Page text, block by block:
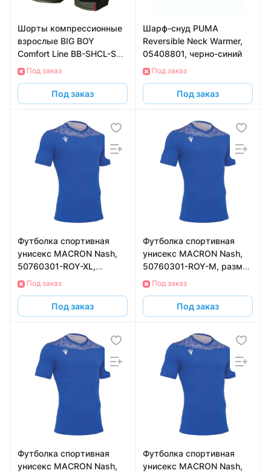
Шорты компрессионные
взрослые BIG BOY
Comfort Line BB-SHCL-SR-
L, с защитой паха, р.L
Под заказ
Под заказ
Шарф-снуд PUMA
Reversible Neck Warmer,
05408801, черно-синий
Под заказ
Под заказ
Футболка спортивная
унисекс MACRON Nash,
50760301-ROY-XL,
размер XL, синий
Под заказ
Под заказ
Футболка спортивная
унисекс MACRON Nash,
50760301-ROY-M, размер
M, синий
Под заказ
Под заказ
Футболка спортивная
унисекс MACRON Nash,
Футболка спортивная
унисекс MACRON Nash,